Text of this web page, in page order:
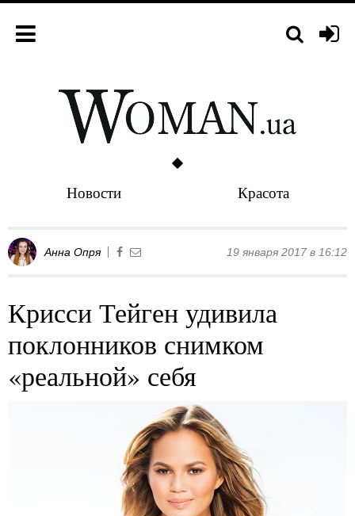
Новости Красота
Анна Опря 19 января 2017 в 16:12
Крисси Тейген удивила
поклонников снимком
«реальной» себя